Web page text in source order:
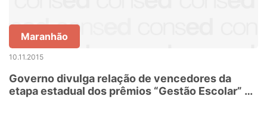
Maranhão
10.11.2015
Governo divulga relação de vencedores da
etapa estadual dos prêmios “Gestão Escolar” e